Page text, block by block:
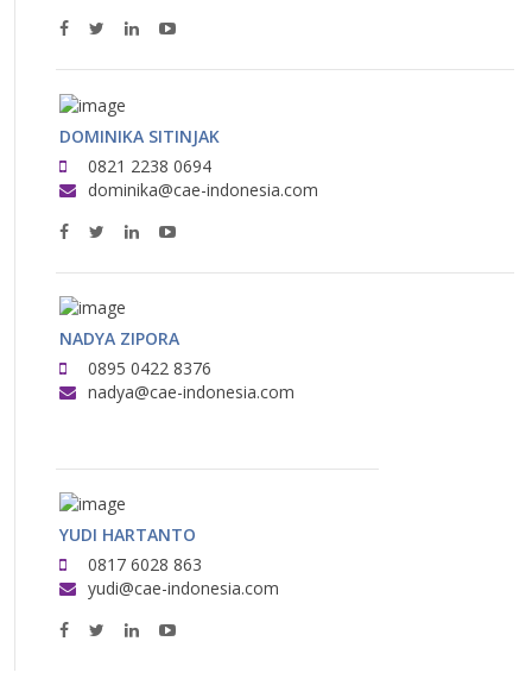
DOMINIKA SITINJAK
0821 2238 0694
dominika@cae-indonesia.com
NADYA ZIPORA
0895 0422 8376
nadya@cae-indonesia.com
YUDI HARTANTO
0817 6028 863
yudi@cae-indonesia.com